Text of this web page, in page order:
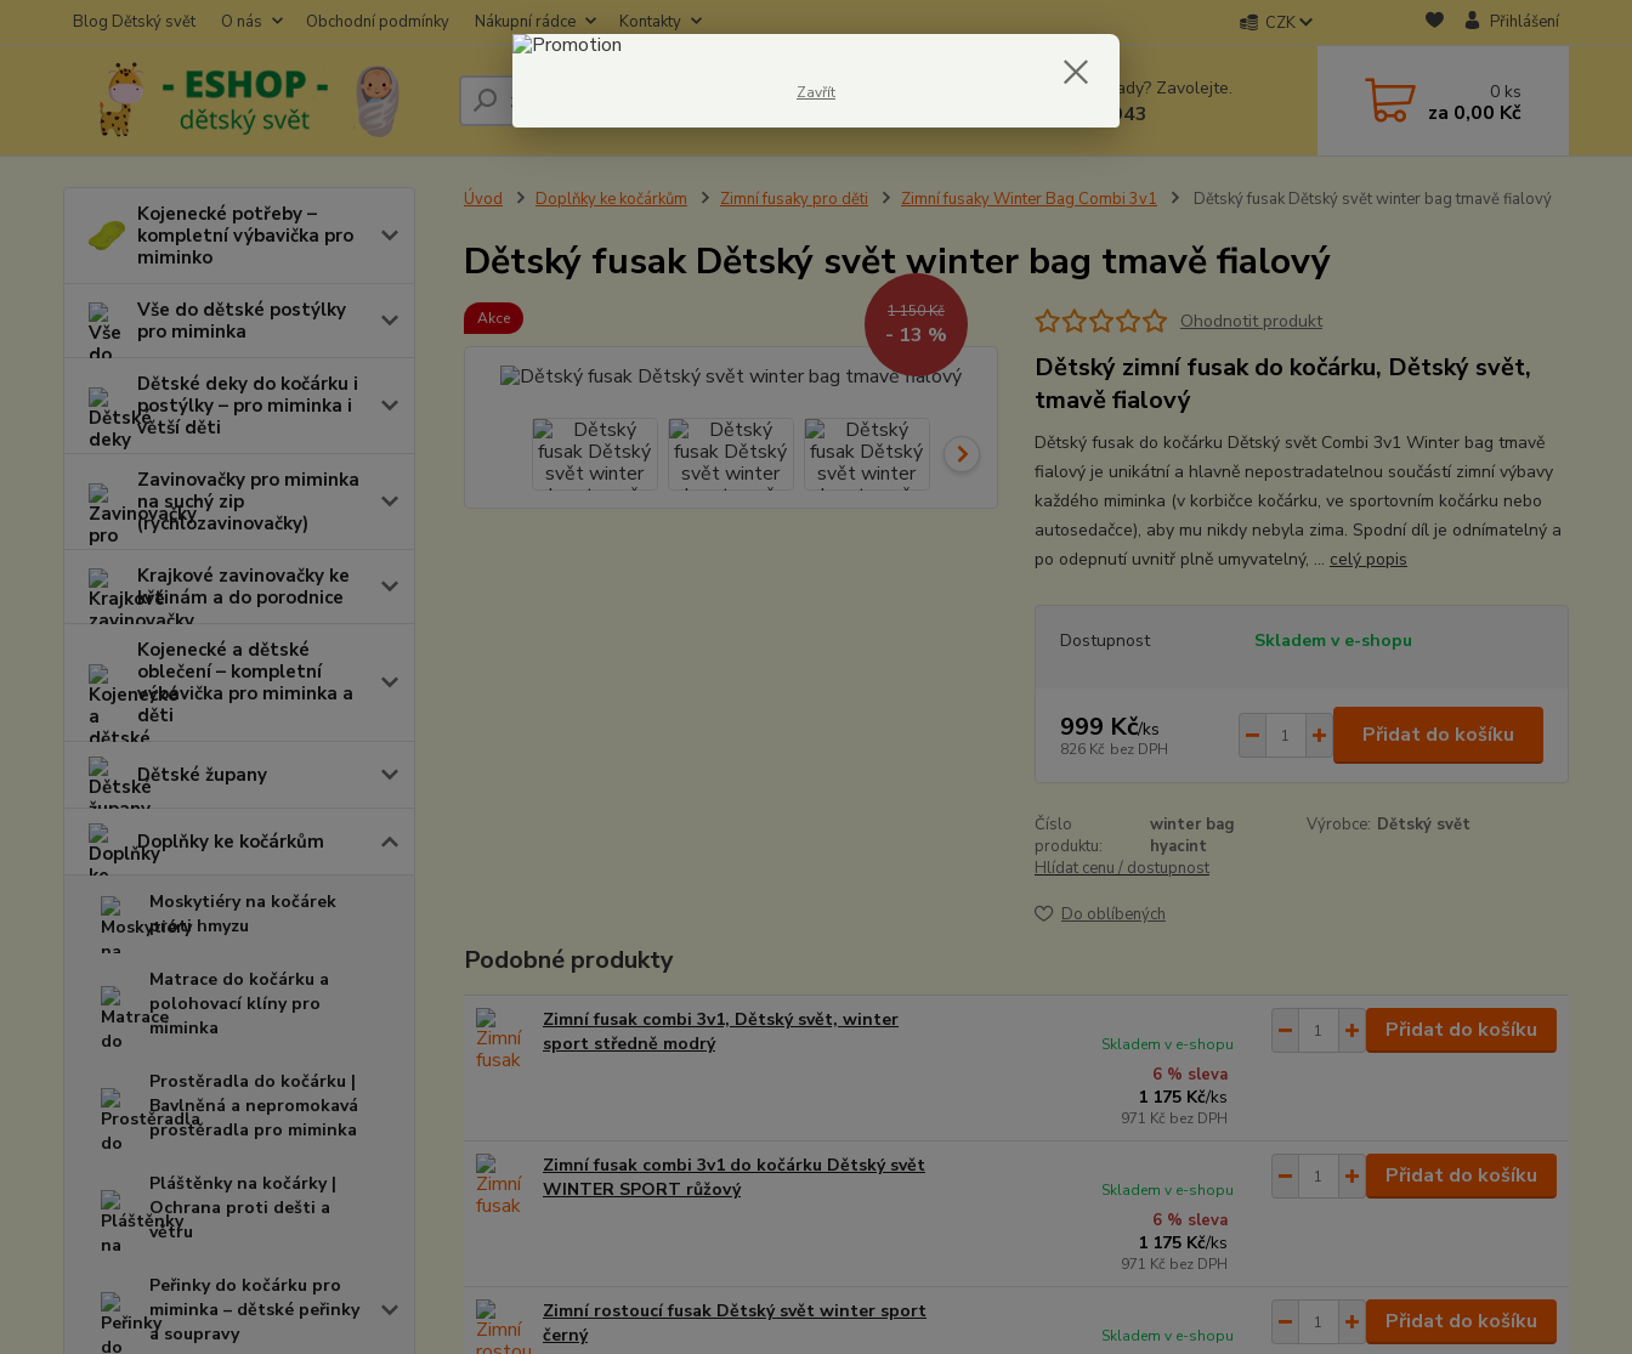
Blog Dětský svět O nás Obchodní podmínky Nákupní rádce Kontakty CZK Přihlášení
Hledat Nevíte si rady? Zavolejte.
604278943
0 ks
za 0,00 Kč
Kojenecké potřeby –
kompletní výbavička pro
miminko
Vše do dětské postýlky
pro miminka
Dětské deky do kočárku i
postýlky – pro miminka i
větší děti
Zavinovačky pro miminka
na suchý zip
(rychlozavinovačky)
Krajkové zavinovačky ke
křtinám a do porodnice
Kojenecké a dětské
oblečení – kompletní
výbavička pro miminka a
děti
Dětské župany
Doplňky ke kočárkům
Moskytiéry na kočárek
proti hmyzu
Matrace do kočárku a
polohovací klíny pro
miminka
Prostěradla do kočárku |
Bavlněná a nepromokavá
prostěradla pro miminka
Pláštěnky na kočárky |
Ochrana proti dešti a
větru
Peřinky do kočárku pro
miminka – dětské peřinky
a soupravy
Úvod Doplňky ke kočárkům Zimní fusaky pro děti Zimní fusaky Winter Bag Combi 3v1 Dětský fusak Dětský svět winter bag tmavě fialový
Dětský fusak Dětský svět winter bag tmavě fialový
Akce 1 150 Kč
- 13 %
Ohodnotit produkt
Dětský zimní fusak do kočárku, Dětský svět,
tmavě fialový
Dětský fusak do kočárku Dětský svět Combi 3v1 Winter bag tmavě
fialový je unikátní a hlavně nepostradatelnou součástí zimní výbavy
každého miminka (v korbičce kočárku, ve sportovním kočárku nebo
autosedačce), aby mu nikdy nebyla zima. Spodní díl je odnímatelný a
po odepnutí uvnitř plně umyvatelný, ... celý popis
Dostupnost Skladem v e-shopu
999 Kč/ks
826 Kč bez DPH
Přidat do košíku
Číslo
produktu:
winter bag
hyacint
Výrobce: Dětský svět
Hlídat cenu / dostupnost
Do oblíbených
Podobné produkty
Zimní fusak combi 3v1, Dětský svět, winter
sport středně modrý
6 % sleva
1 175 Kč/ks
971 Kč bez DPH
Skladem v e-shopu
Přidat do košíku
Zimní fusak combi 3v1 do kočárku Dětský svět
WINTER SPORT růžový
6 % sleva
1 175 Kč/ks
971 Kč bez DPH
Skladem v e-shopu
Přidat do košíku
Zimní rostoucí fusak Dětský svět winter sport
černý
Skladem v e-shopu
Přidat do košíku
Zavřít